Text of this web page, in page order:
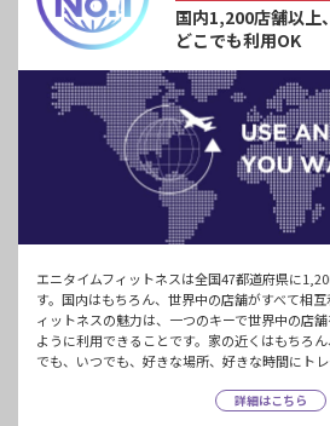
国内1,200店舗以上、
どこでも利用OK
エニタイムフィットネスは全国47都道府県に
す。国内はもちろん、世界中の店舗がすべて相
ィットネスの魅力は、一つのキーで世界中の店
ように利用できることです。家の近くはもちろ
でも、いつでも、好きな場所、好きな時間にトレ
詳細はこちら